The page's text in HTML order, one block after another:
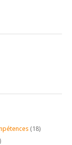
(18)